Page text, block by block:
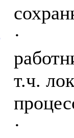
·
т.ч.
·